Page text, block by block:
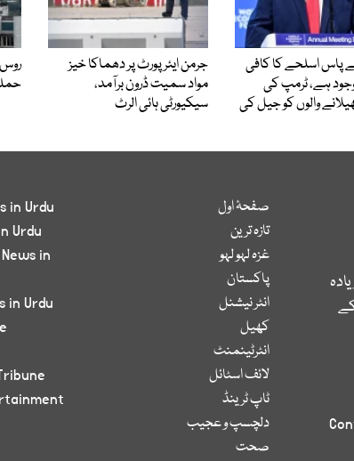
پاس اسلحے کا کافی
ہے، ٹرمپ کی
والوں کو جیل کی
جرمن ایئرپورٹ پر دھماکا خیز
مواد سمیت ڈرون برآمد،
سیکیورٹی ہائی الرٹ
روس
حملہ، 17
صفحۂ اول
تازہ ترین
غزہ لہو لہو
پاکستان
انٹر نیشنل
کھیل
انٹرٹینمنٹ
لائف اسٹائل
ٹاپ ٹرینڈ
دلچسپ و عجیب
صحت
in Urdu
Urdu
in
in Urdu